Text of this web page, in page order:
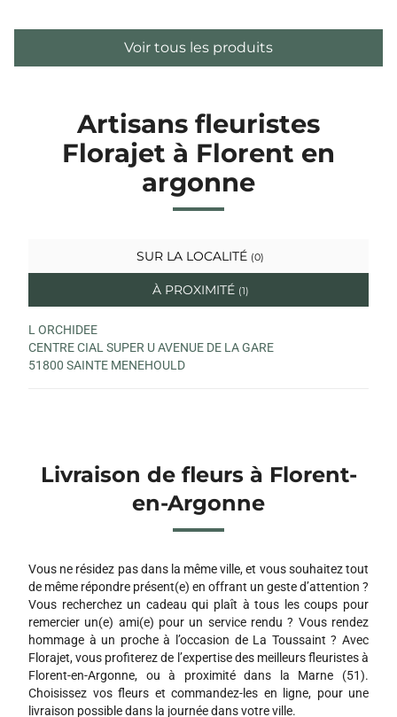
Voir tous les produits
Artisans fleuristes
Florajet à Florent en
argonne
SUR LA LOCALITÉ (0)
À PROXIMITÉ (1)
L ORCHIDEE
CENTRE CIAL SUPER U AVENUE DE LA GARE
51800 SAINTE MENEHOULD
Livraison de fleurs à Florent-
en-Argonne
Vous ne résidez pas dans la même ville, et vous souhaitez tout
de même répondre présent(e) en offrant un geste d’attention ?
Vous recherchez un cadeau qui plaît à tous les coups pour
remercier un(e) ami(e) pour un service rendu ? Vous rendez
hommage à un proche à l’occasion de La Toussaint ? Avec
Florajet, vous profiterez de l’expertise des meilleurs fleuristes à
Florent-en-Argonne, ou à proximité dans la Marne (51).
Choisissez vos fleurs et commandez-les en ligne, pour une
livraison possible dans la journée dans votre ville.